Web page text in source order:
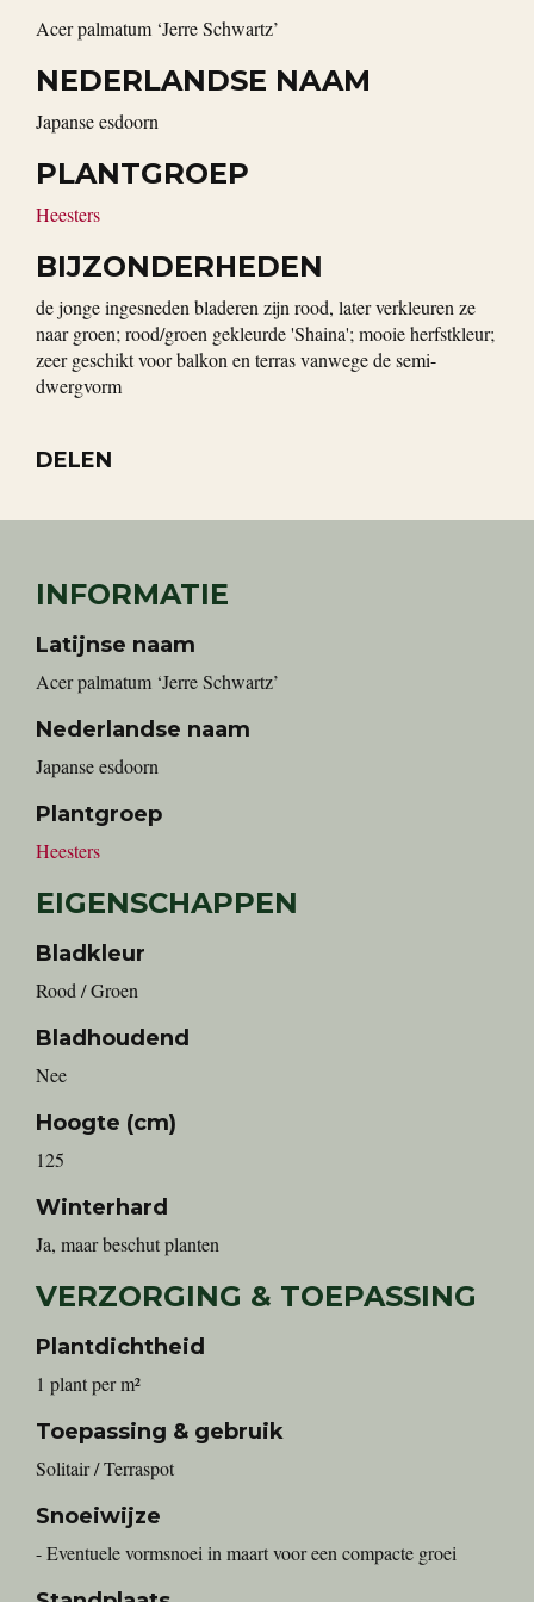
Acer palmatum ‘Jerre Schwartz’
NEDERLANDSE NAAM
Japanse esdoorn
PLANTGROEP
Heesters
BIJZONDERHEDEN
de jonge ingesneden bladeren zijn rood, later verkleuren ze
naar groen; rood/groen gekleurde 'Shaina'; mooie herfstkleur;
zeer geschikt voor balkon en terras vanwege de semi-
dwergvorm
DELEN
INFORMATIE
Latijnse naam
Acer palmatum ‘Jerre Schwartz’
Nederlandse naam
Japanse esdoorn
Plantgroep
Heesters
EIGENSCHAPPEN
Bladkleur
Rood / Groen
Bladhoudend
Nee
Hoogte (cm)
125
Winterhard
Ja, maar beschut planten
VERZORGING & TOEPASSING
Plantdichtheid
1 plant per m²
Toepassing & gebruik
Solitair / Terraspot
Snoeiwijze
- Eventuele vormsnoei in maart voor een compacte groei